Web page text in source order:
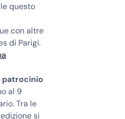
questo
con altre
di Parigi.
patrocinio
al 9
Tra le
si